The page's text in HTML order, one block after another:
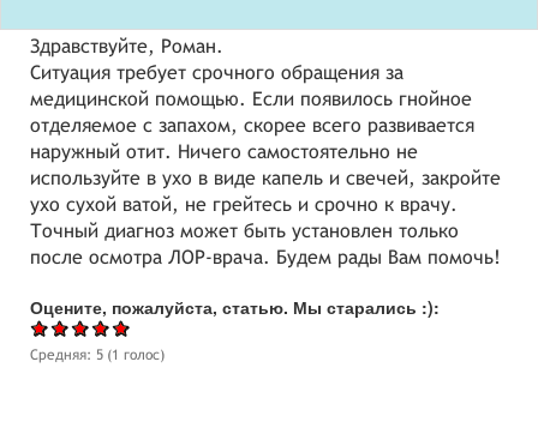
Здравствуйте, Роман.
Ситуация требует срочного обращения за
медицинской помощью. Если появилось гнойное
отделяемое с запахом, скорее всего развивается
наружный отит. Ничего самостоятельно не
используйте в ухо в виде капель и свечей, закройте
ухо сухой ватой, не грейтесь и срочно к врачу.
Точный диагноз может быть установлен только
после осмотра ЛОР-врача. Будем рады Вам помочь!
Оцените, пожалуйста, статью. Мы старались :):
Средняя: 5 (1 голос)